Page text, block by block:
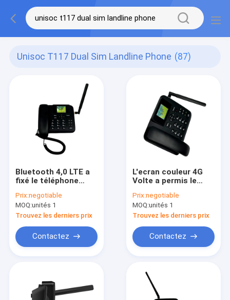
Unisoc T117 Dual Sim Landline Phone (87)
Bluetooth 4,0 LTE a
fixé le téléphone
névralgique de SIM
Based Landline
Phone With WIFI
Prix:negotiable
MOQ:unités 1
Trouvez les derniers prix
Contactez
L'ecran couleur 4G
Volte a permis le
terrestre avec LTE
WCDMA GSM SIM
Prix:negotiable
MOQ:unités 1
Trouvez les derniers prix
Contactez